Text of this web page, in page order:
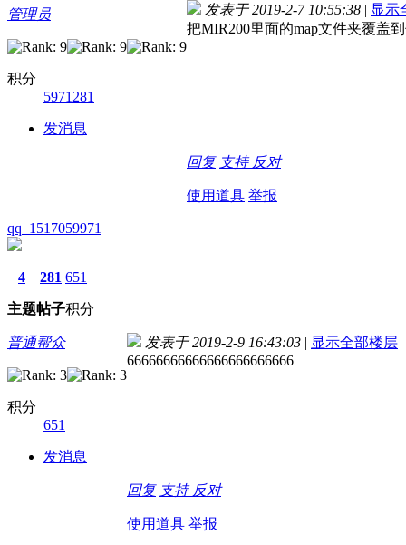
管理员
积分
5971281
发消息
发表于 2019-2-7 10:55:38 | 显示
把MIR200里面的map文件夹覆盖
回复 支持 反对
使用道具 举报
qq_1517059971
4
主题
281
帖子
651
积分
普通帮众
积分
651
发消息
发表于 2019-2-9 16:43:03 | 显示全部楼层
66666666666666666666666
回复 支持 反对
使用道具 举报